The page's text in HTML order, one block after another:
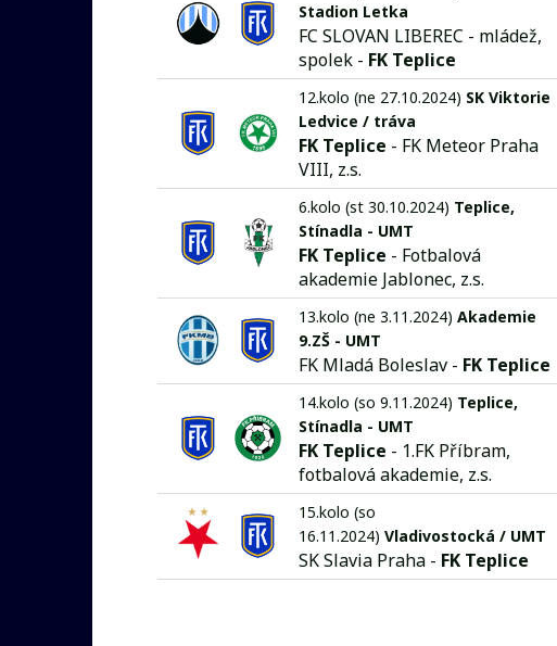
Stadion Letka
FC SLOVAN LIBEREC - mládež,
spolek - FK Teplice
12.kolo (ne 27.10.2024) SK Viktorie
Ledvice / tráva
FK Teplice - FK Meteor Praha
VIII, z.s.
6.kolo (st 30.10.2024) Teplice,
Stínadla - UMT
FK Teplice - Fotbalová
akademie Jablonec, z.s.
13.kolo (ne 3.11.2024) Akademie
9.ZŠ - UMT
FK Mladá Boleslav - FK Teplice
14.kolo (so 9.11.2024) Teplice,
Stínadla - UMT
FK Teplice - 1.FK Příbram,
fotbalová akademie, z.s.
15.kolo (so
16.11.2024) Vladivostocká / UMT
SK Slavia Praha - FK Teplice